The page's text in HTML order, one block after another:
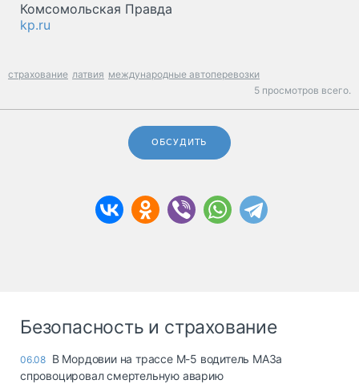
Комсомольская Правда
kp.ru
страхование латвия международные автоперевозки
5 просмотров всего.
ОБСУДИТЬ
Безопасность и страхование
06.08 В Мордовии на трассе М-5 водитель МАЗа
спровоцировал смертельную аварию